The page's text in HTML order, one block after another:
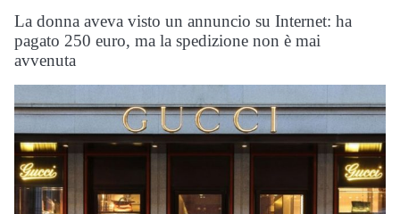
La donna aveva visto un annuncio su Internet: ha
pagato 250 euro, ma la spedizione non è mai
avvenuta